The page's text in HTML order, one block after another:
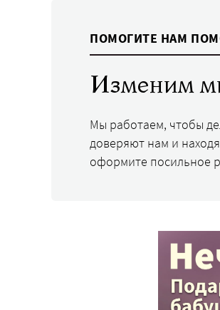
ПОМОГИТЕ НАМ
Изменим
Мы работаем, чтобы
доверяют нам и
оформите посильное